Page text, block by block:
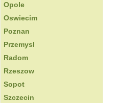
Opole
Oswiecim
Poznan
Przemysl
Radom
Rzeszow
Sopot
Szczecin